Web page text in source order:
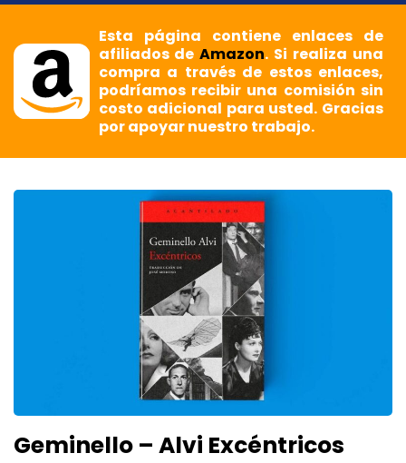
Esta página contiene enlaces de
afiliados deAmazon. Si realiza una
compra a través de estos enlaces,
podríamos recibir una comisión sin
costo adicional para usted. Gracias
por apoyar nuestro trabajo.
Geminello – Alvi Excéntricos